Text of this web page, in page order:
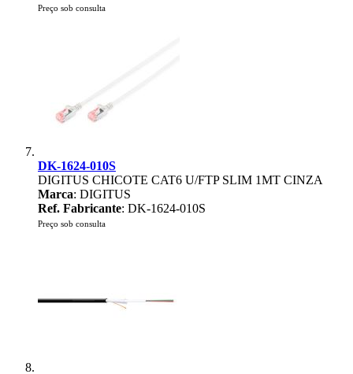
Preço sob consulta
DK-1624-010S
DIGITUS CHICOTE CAT6 U/FTP SLIM 1MT CINZA
Marca: DIGITUS
Ref. Fabricante: DK-1624-010S
Preço sob consulta